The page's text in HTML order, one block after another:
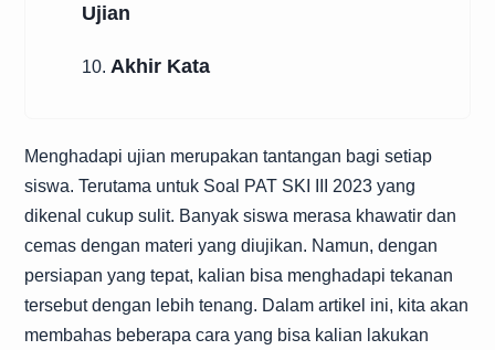
Ujian
10. Akhir Kata
Menghadapi ujian merupakan tantangan bagi setiap
siswa. Terutama untuk Soal PAT SKI III 2023 yang
dikenal cukup sulit. Banyak siswa merasa khawatir dan
cemas dengan materi yang diujikan. Namun, dengan
persiapan yang tepat, kalian bisa menghadapi tekanan
tersebut dengan lebih tenang. Dalam artikel ini, kita akan
membahas beberapa cara yang bisa kalian lakukan